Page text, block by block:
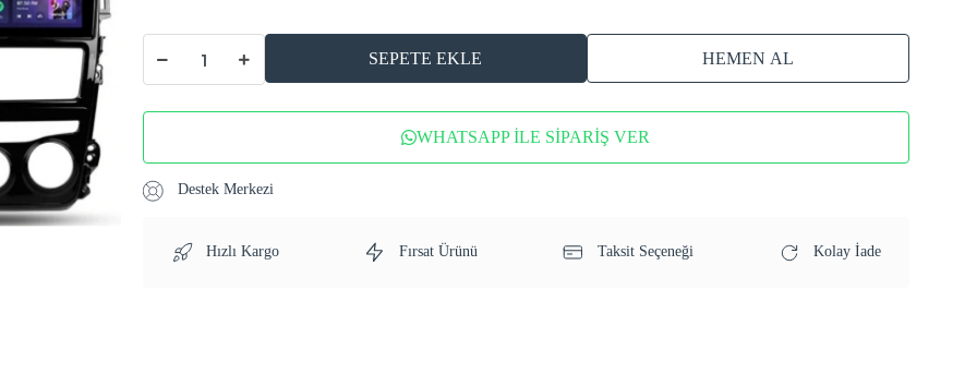
SEPETE EKLE HEMEN AL
WHATSAPP İLE SİPARİŞ VER
Destek Merkezi
Hızlı Kargo Fırsat Ürünü Taksit Seçeneği Kolay İade